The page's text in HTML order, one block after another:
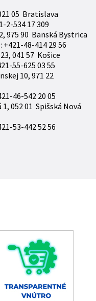
05 Bratislava
2-534 17 309
975 90 Banská Bystrica
+421-48-414 29 56
041 57 Košice
55-625 03 55
10, 971 22
46-542 20 05
052 01 Spišská Nová
53-442 52 56